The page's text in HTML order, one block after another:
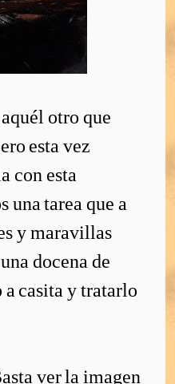
otro que
esta vez
con esta
tarea que a
y maravillas
docena de
a casita y tratarlo
ver la imagen